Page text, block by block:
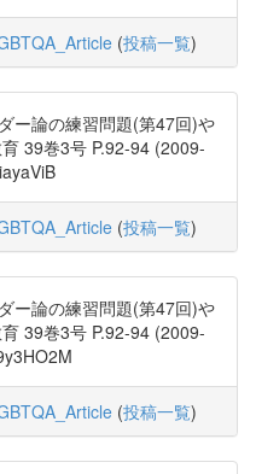
(投稿一覧)
ー論の練習問題(第47回)や
39巻3号 P.92-94 (2009-
(投稿一覧)
ー論の練習問題(第47回)や
39巻3号 P.92-94 (2009-
(投稿一覧)